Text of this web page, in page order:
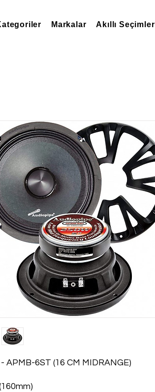
Markalar Akıllı Seçimler
APMB-6ST (16 CM MIDRANGE)